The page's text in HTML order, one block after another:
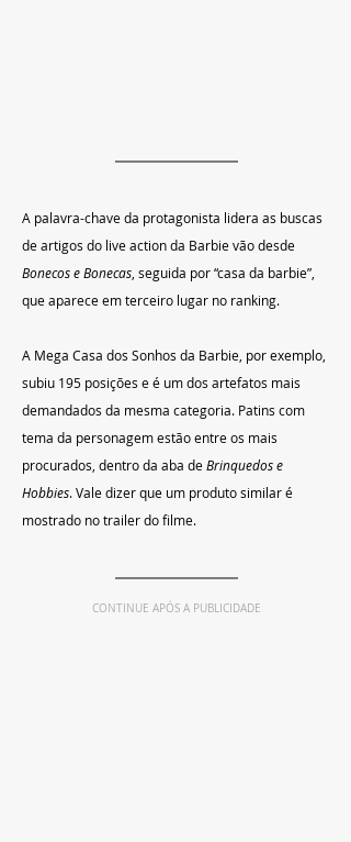
A palavra-chave da protagonista lidera as buscas
de artigos do live action da Barbie vão desde
Bonecos e Bonecas , seguida por “casa da barbie”,
que aparece em terceiro lugar no ranking.
A Mega Casa dos Sonhos da Barbie, por exemplo,
subiu 195 posições e é um dos artefatos mais
demandados da mesma categoria. Patins com
tema da personagem estão entre os mais
procurados, dentro da aba de Brinquedos e
Hobbies. Vale dizer que um produto similar é
mostrado no trailer do filme.
CONTINUE APÓS A PUBLICIDADE